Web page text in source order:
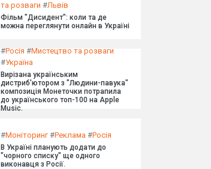
та розваги #Львів
Фільм "Дисидент": коли та де
можна переглянути онлайн в Україні
#Росія #Мистецтво та розваги
#Україна
Вирізана українським
дистриб'ютором з "Людини-павука"
композиція Монеточки потрапила
до українського топ-100 на Apple
Music.
#Моніторинг#Реклама #Росія
В Україні планують додати до
"чорного списку" ще одного
виконавця з Росії.